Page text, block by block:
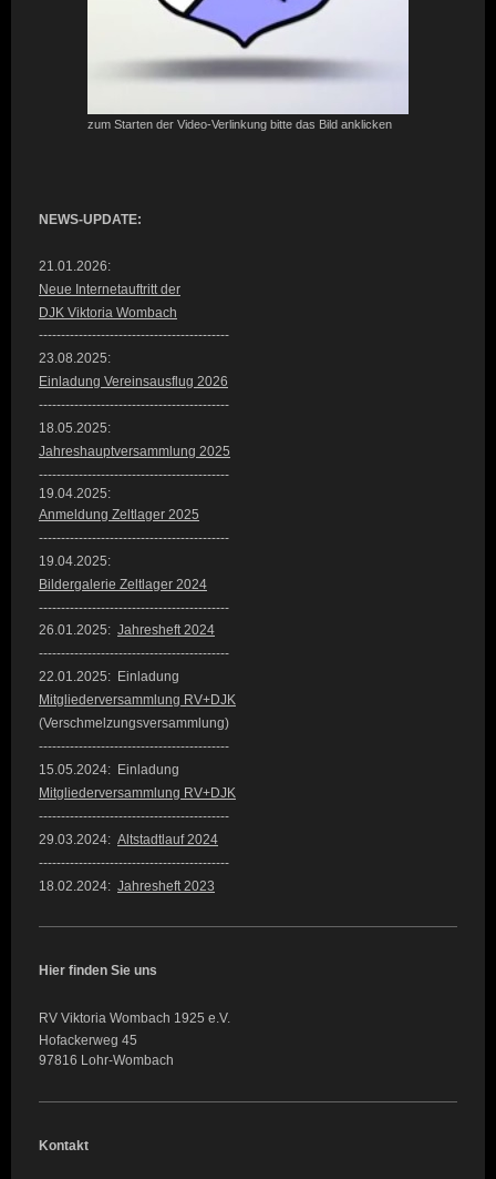
zum Starten der Video-Verlinkung bitte das Bild anklicken
NEWS-UPDATE:
21.01.2026:
Neue Internetauftritt der
DJK Viktoria Wombach
-------------------------------------------
23.08.2025:
Einladung Vereinsausflug 2026
-------------------------------------------
18.05.2025:
Jahreshauptversammlung 2025
-------------------------------------------
19.04.2025:
Anmeldung Zeltlager 2025
-------------------------------------------
19.04.2025:
Bildergalerie Zeltlager 2024
-------------------------------------------
26.01.2025: Jahresheft 2024
-------------------------------------------
22.01.2025: Einladung
Mitgliederversammlung RV+DJK
(Verschmelzungsversammlung)
-------------------------------------------
15.05.2024: Einladung
Mitgliederversammlung RV+DJK
-------------------------------------------
29.03.2024: Altstadtlauf 2024
-------------------------------------------
18.02.2024: Jahresheft 2023
Hier finden Sie uns
RV Viktoria Wombach 1925 e.V.
Hofackerweg 45
97816 Lohr-Wombach
Kontakt